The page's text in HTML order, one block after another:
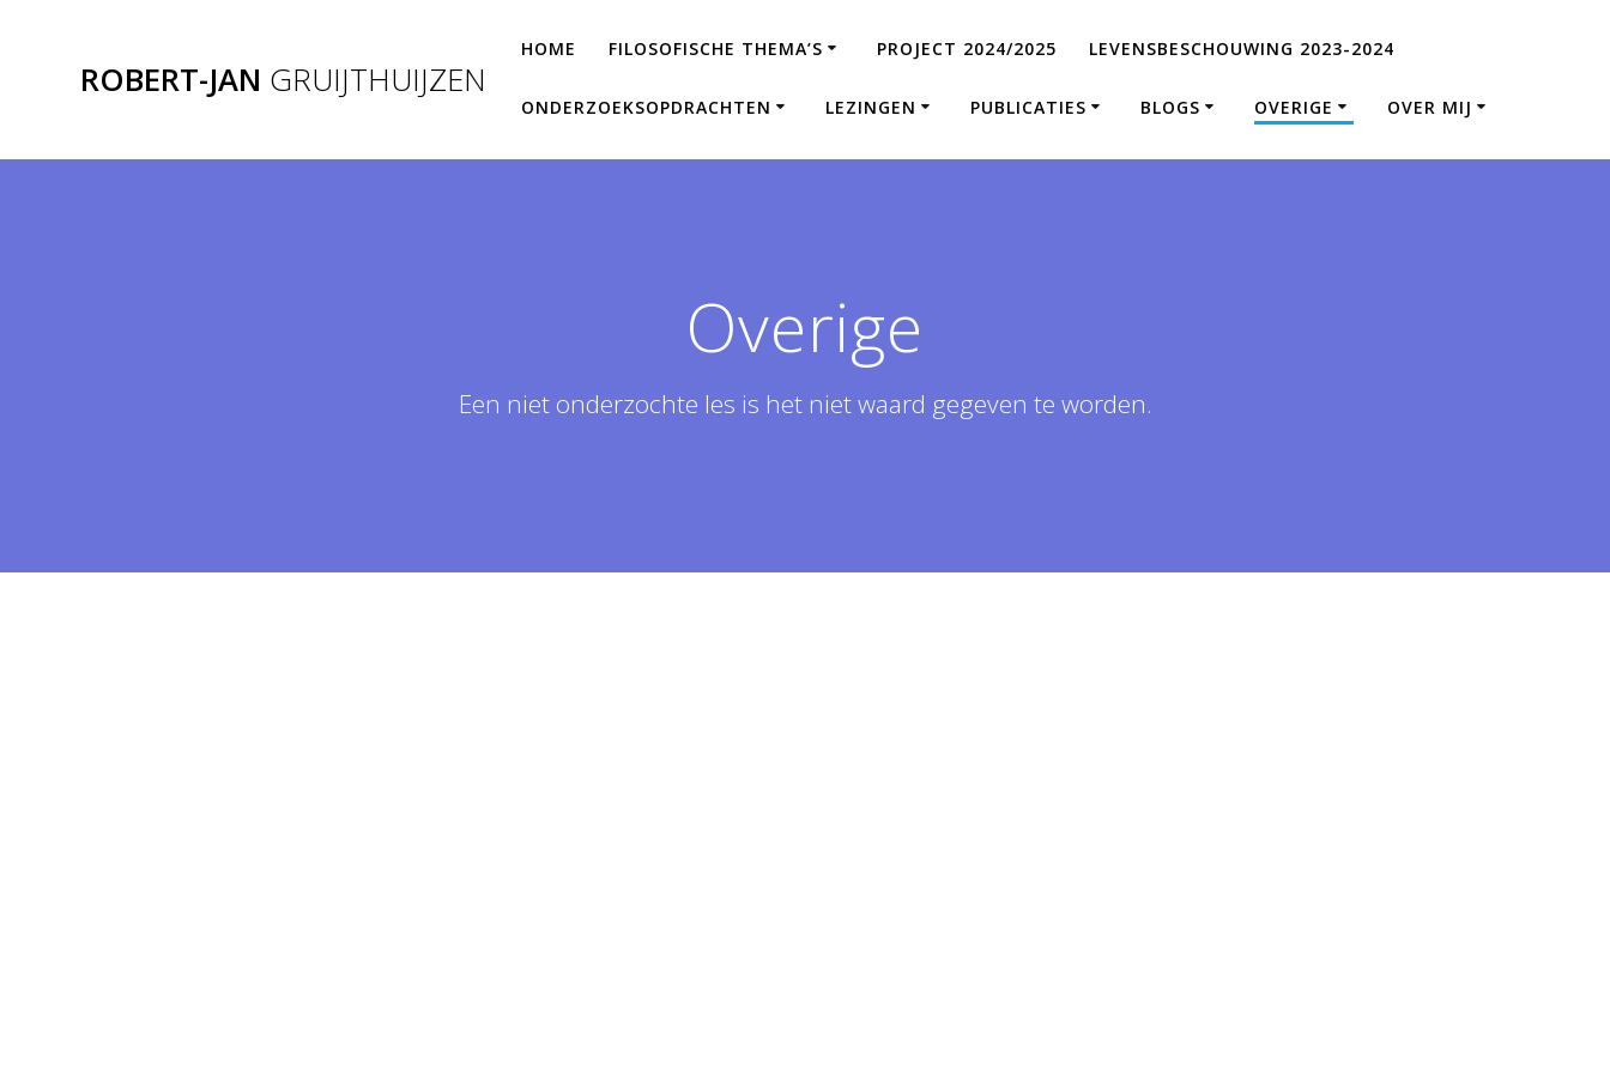
ROBERT-JAN GRUIJTHUIJZEN
HOME FILOSOFISCHE THEMA’S PROJECT 2024/2025 LEVENSBESCHOUWING 2023-2024
ONDERZOEKSOPDRACHTEN LEZINGEN PUBLICATIES BLOGS OVERIGE OVER MIJ
Overige
Een niet onderzochte les is het niet waard gegeven te worden.